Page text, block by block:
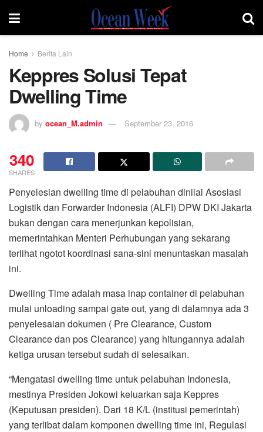
Home Berita Lain
Keppres Solusi Tepat
Dwelling Time
by ocean_M.admin September 23, 2016
340
SHARES
Penyelesian dwelling time di pelabuhan dinilai Asosiasi
Logistik dan Forwarder Indonesia (ALFI) DPW DKI Jakarta
bukan dengan cara menerjunkan kepolisian,
memerintahkan Menteri Perhubungan yang sekarang
terlihat ngotot koordinasi sana-sini menuntaskan masalah
ini.
Dwelling Time adalah masa inap container di pelabuhan
mulai unloading sampai gate out, yang di dalamnya ada 3
penyelesaian dokumen ( Pre Clearance, Custom
Clearance dan pos Clearance) yang hitungannya adalah
ketiga urusan tersebut sudah di selesaikan.
“Mengatasi dwelling time untuk pelabuhan Indonesia,
mestinya Presiden Jokowi keluarkan saja Keppres
(Keputusan presiden). Dari 18 K/L (institusi pemerintah)
yang terlibat dalam komponen dwelling time ini, Regulasi